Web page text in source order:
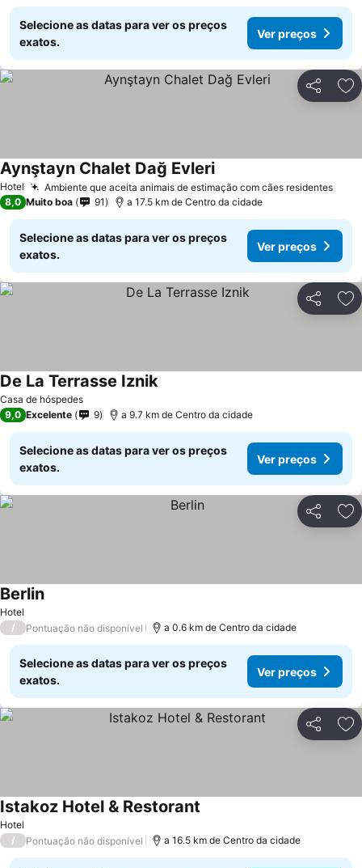
Selecione as datas para ver os preços
exatos.
Ver preços
Partilhar
Hotel Ambiente que aceita animais de estimação com cães residentes
Aynştayn Chalet Dağ Evleri
8,0 Muito boa 91 a 17.5 km de Centro da cidade
Selecione as datas para ver os preços
exatos.
Ver preços
Partilhar
Casa de hóspedes
De La Terrasse Iznik
9,0 Excelente 9 a 9.7 km de Centro da cidade
Selecione as datas para ver os preços
exatos.
Ver preços
Partilhar
Hotel
Berlin
/ Pontuação não disponível a 0.6 km de Centro da cidade
Selecione as datas para ver os preços
exatos.
Ver preços
Partilhar
Hotel
Istakoz Hotel & Restorant
/ Pontuação não disponível a 16.5 km de Centro da cidade